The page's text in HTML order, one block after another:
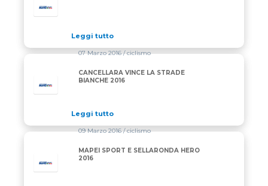
Leggi tutto
07 Marzo 2016/ ciclismo
CANCELLARA VINCE LA STRADE
BIANCHE 2016
Leggi tutto
09 Marzo 2016/ ciclismo
MAPEI SPORT E SELLARONDA HERO
2016